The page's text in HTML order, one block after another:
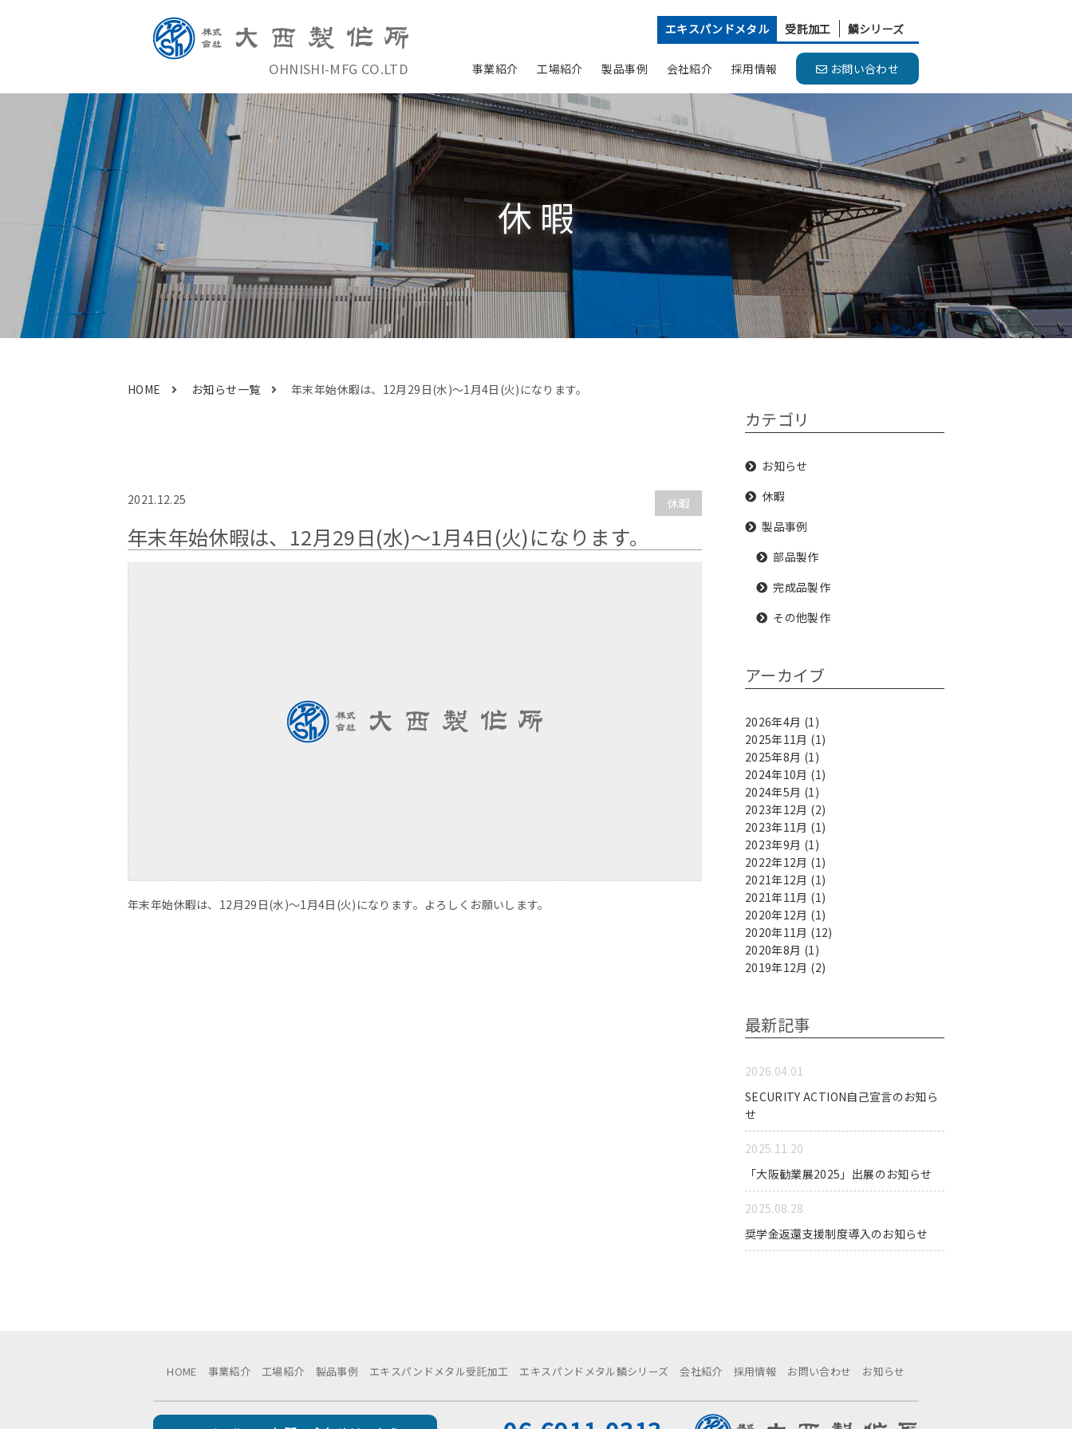
OHNISHI-MFG CO.LTD
エキスパンドメタル 受託加工 鱗シリーズ
事業紹介 工場紹介 製品事例 会社紹介 採用情報 お問い合わせ
休暇
HOME お知らせ一覧 年末年始休暇は、12月29日(水)～1月4日(火)になります。
2021.12.25 休暇
年末年始休暇は、12月29日(水)～1月4日(火)になります。
年末年始休暇は、12月29日(水)～1月4日(火)になります。よろしくお願いします。
カテゴリ
お知らせ
休暇
製品事例
部品製作
完成品製作
その他製作
アーカイブ
2026年4月 (1)
2025年11月 (1)
2025年8月 (1)
2024年10月 (1)
2024年5月 (1)
2023年12月 (2)
2023年11月 (1)
2023年9月 (1)
2022年12月 (1)
2021年12月 (1)
2021年11月 (1)
2020年12月 (1)
2020年11月 (12)
2020年8月 (1)
2019年12月 (2)
最新記事
2026.04.01
SECURITY ACTION自己宣言のお知ら
せ
2025.11.20
「大阪勧業展2025」出展のお知らせ
2025.08.28
奨学金返還支援制度導入のお知らせ
HOME 事業紹介 工場紹介 製品事例 エキスパンドメタル受託加工 エキスパンドメタル鱗シリーズ 会社紹介 採用情報 お問い合わせ お知らせ